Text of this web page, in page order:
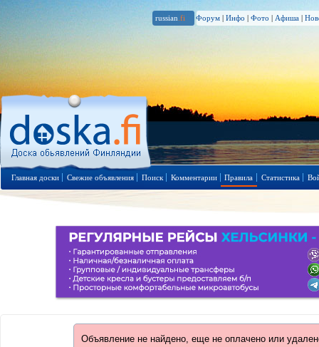
russian .fi Форум | Инфо | Фото | Афиша |
Главная доски Свежие объявления Поиск Комментарии Правила Статистика
Объявление не найдено, еще не оплачено или